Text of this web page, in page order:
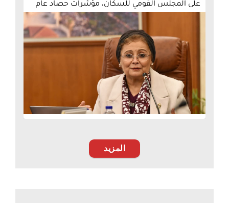
على المجلس القومي للسكان، مؤشرات حصاد عام
2025 للاستراتيجية الوطنية للسكان والتنمية وخطتها
العاجلة بمحافظة بورسعيد، خلال انعقاد المجلس
الإقليمي للسكان برئاسة اللواء أركان حرب محب
حبشي محافظ بورسعيد، وبحضور الدكتور عمرو
عثمان نائب المحافظ، والدكتور وليد فتحي مدير
مديرية الشئون الصحية، والدكتور عصام بشارة
مستشار رئيس الهيئة العامة للرعاية الصحية،
وقيادات المحافظة.
المزيد